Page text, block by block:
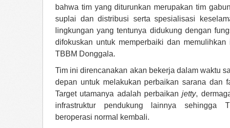
bahwa tim yang diturunkan merupakan tim
suplai dan distribusi serta spesialisasi
lingkungan yang tentunya didukung dengan
difokuskan untuk memperbaiki dan
TBBM Donggala.
Tim ini direncanakan akan bekerja dalam waktu
depan untuk melakukan perbaikan sarana dan
Target utamanya adalah perbaikanjetty,
infrastruktur pendukung lainnya sehingga
beroperasi normal kembali.